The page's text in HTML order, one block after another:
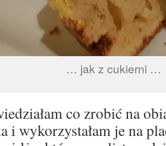
… jak z cukierni …
co zrobić na
i wykorzystałam je na